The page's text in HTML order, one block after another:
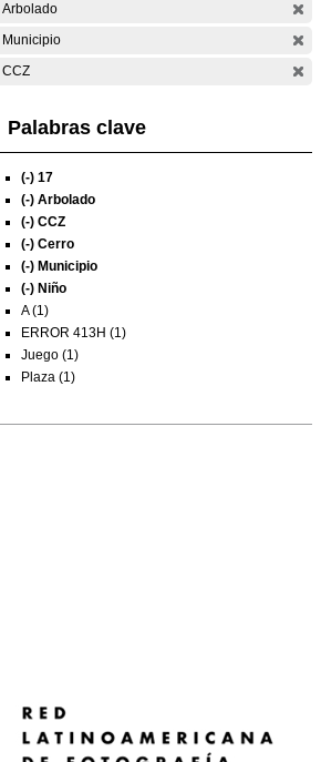
Arbolado
Municipio
CCZ
Palabras clave
(-) 17
(-) Arbolado
(-) CCZ
(-) Cerro
(-) Municipio
(-) Niño
A (1)
ERROR 413H (1)
Juego (1)
Plaza (1)